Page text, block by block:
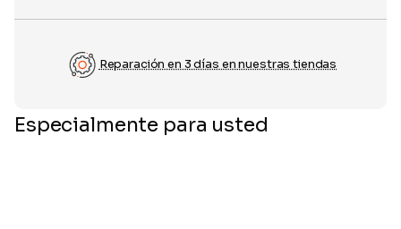
Reparación en 3 días en nuestras tiendas
Especialmente para usted